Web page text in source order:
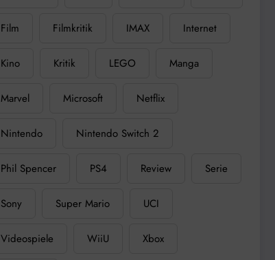
Film Filmkritik IMAX Internet
Kino Kritik LEGO Manga
Marvel Microsoft Netflix
Nintendo Nintendo Switch 2
Phil Spencer PS4 Review Serie
Sony Super Mario UCI
Videospiele WiiU Xbox